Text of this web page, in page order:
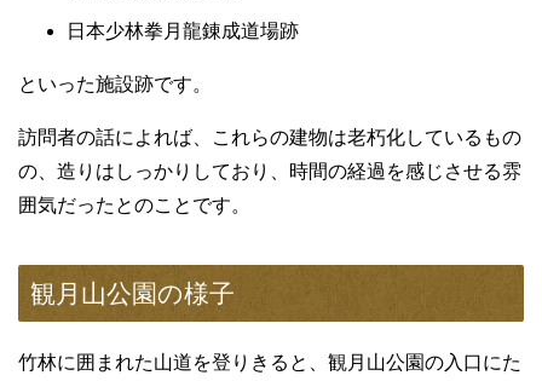
日本少林拳月龍錬成道場跡
といった施設跡です。
訪問者の話によれば、これらの建物は老朽化しているもの
の、造りはしっかりしており、時間の経過を感じさせる雰
囲気だったとのことです。
観月山公園の様子
竹林に囲まれた山道を登りきると、観月山公園の入口にた